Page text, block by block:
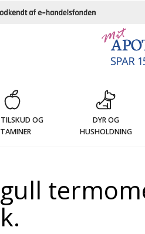
OG
DYR OG
HUSHOLDNING